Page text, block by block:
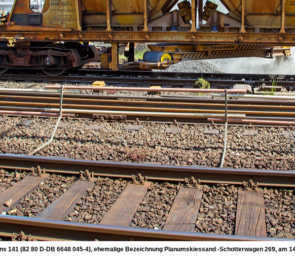
141 (82 80 D-DB 6648 045-4), ehemalige Bezeichnung Planumskiessand -Schotterwagen 269, am